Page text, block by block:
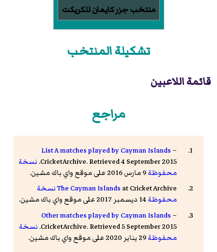
منتخب جزر كايمان للكريكت
تشكيلة المنتخب
قائمة اللاعبين
مراجع
List A matches played by Cayman Islands –
CricketArchive. Retrieved 4 September 2015. نسخة
محفوظة
The Cayman Islands at Cricket Archive
نسخة
محفوظة
Other matches played by Cayman Islands –
CricketArchive. Retrieved 5 September 2015. نسخة
محفوظة